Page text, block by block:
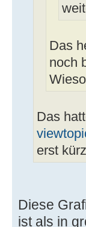
Das
noch
Das
erst
Diese
ist als in